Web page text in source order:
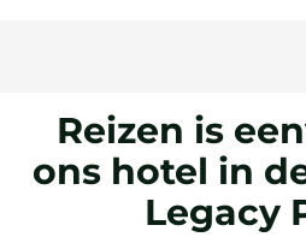
Reizen is
ons hotel in
Legacy